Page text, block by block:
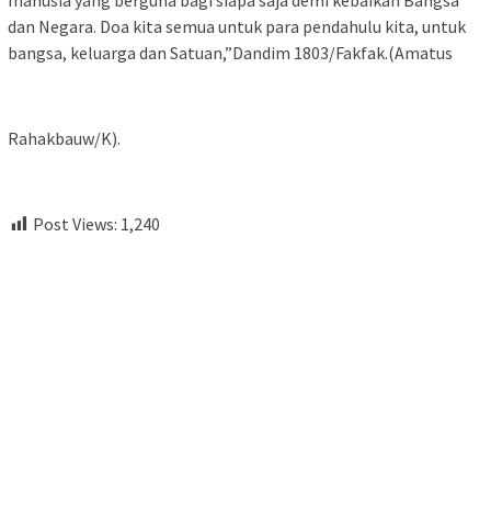
dan Negara. Doa kita semua untuk para pendahulu kita, untuk
bangsa, keluarga dan Satuan,”Dandim 1803/Fakfak.(Amatus
Rahakbauw/K).
Post Views: 1,240